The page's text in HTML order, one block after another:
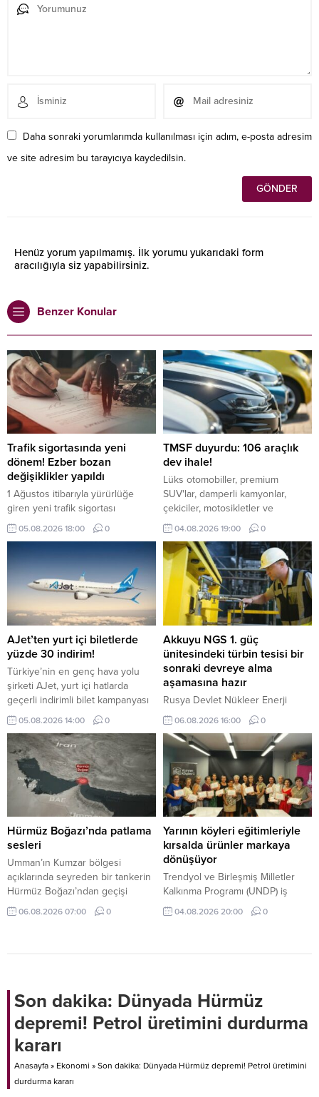
Daha sonraki yorumlarımda kullanılması için adım, e-posta adresim
ve site adresim bu tarayıcıya kaydedilsin.
Henüz yorum yapılmamış. İlk yorumu yukarıdaki form
aracılığıyla siz yapabilirsiniz.
Benzer Konular
Trafik sigortasında yeni
dönem! Ezber bozan
değişiklikler yapıldı
1 Ağustos itibarıyla yürürlüğe
giren yeni trafik sigortası
düzenlemesiyle eksper atamaları
dijital sistem üzerinden yapılacak,
40 bin TL üzerindeki hasarlarda
bağımsız eksper incelemesi
zorunlu olacak.
05.08.2026 18:00 0
TMSF duyurdu: 106 araçlık
dev ihale!
Lüks otomobiller, premium
SUV'lar, damperli kamyonlar,
çekiciler, motosikletler ve
ekonomik binek araçlar ihalede
alıcılarını bekliyor. İşte detaylar...
04.08.2026 19:00 0
AJet’ten yurt içi biletlerde
yüzde 30 indirim!
Türkiye’nin en genç hava yolu
şirketi AJet, yurt içi hatlarda
geçerli indirimli bilet kampanyası
başlattı.
05.08.2026 14:00 0
Akkuyu NGS 1. güç
ünitesindeki türbin tesisi bir
sonraki devreye alma
aşamasına hazır
Rusya Devlet Nükleer Enerji
Kuruluşu Rosatom tarafından inşa
edilen Akkuyu Nükleer Güç
Santralinin (NGS) 1. güç
ünitesindeki türbin tesisi
sistemlerinin buhar almaya hazır
hale geldiğini gösteren kritik test
başarıyla yürütüldü.
06.08.2026 16:00 0
Hürmüz Boğazı’nda patlama
sesleri
Umman’ın Kumzar bölgesi
açıklarında seyreden bir tankerin
Hürmüz Boğazı’ndan geçişi
sırasında gemi yakınında iki
patlama sesi duyulduğu bildirildi.
06.08.2026 07:00 0
Yarının köyleri eğitimleriyle
kırsalda ürünler markaya
dönüşüyor
Trendyol ve Birleşmiş Milletler
Kalkınma Programı (UNDP) iş
birliğinde yürütülen Yarının
Köyleri Projesi kapsamında,
04.08.2026 20:00 0
Son dakika: Dünyada Hürmüz
depremi! Petrol üretimini durdurma
kararı
Anasayfa » Ekonomi » Son dakika: Dünyada Hürmüz depremi! Petrol üretimini
durdurma kararı